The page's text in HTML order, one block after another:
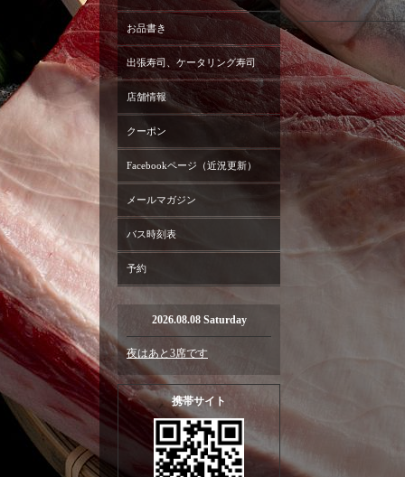
お品書き
出張寿司、ケータリング寿司
店舗情報
クーポン
Facebookページ（近況更新）
メールマガジン
バス時刻表
予約
2026.08.08 Saturday
夜はあと3席です
携帯サイト